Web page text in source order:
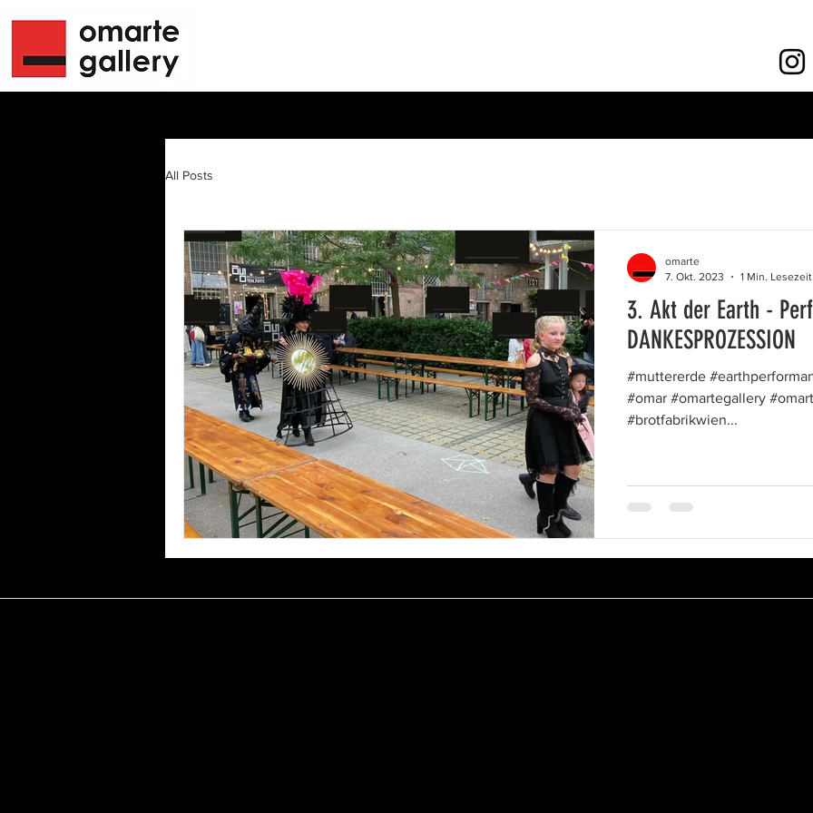
All Posts
3. Akt der Earth -
DANKESPROZESSION
#muttererde
#omar #omartegallery
#brotfabrikwien...
omarte
7. Okt. 2023
1 Min. Lesezeit